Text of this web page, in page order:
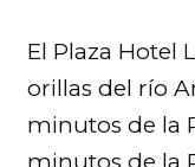
El Plaza Hotel
orillas del río
minutos de la